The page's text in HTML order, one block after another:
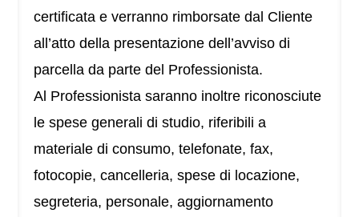
certificata e verranno rimborsate dal Cliente
all’atto della presentazione dell’avviso di
parcella da parte del Professionista.
Al Professionista saranno inoltre riconosciute
le spese generali di studio, riferibili a
materiale di consumo, telefonate, fax,
fotocopie, cancelleria, spese di locazione,
segreteria, personale, aggiornamento